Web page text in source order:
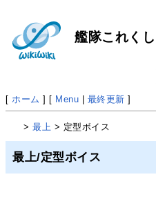
艦隊これく
[ ホーム ] [ Menu | 最終更新 ]
>最上 > 定型ボイス
最上/定型ボイス